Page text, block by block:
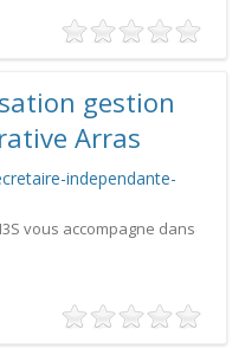
gestion
Arras
independante-
vous accompagne dans